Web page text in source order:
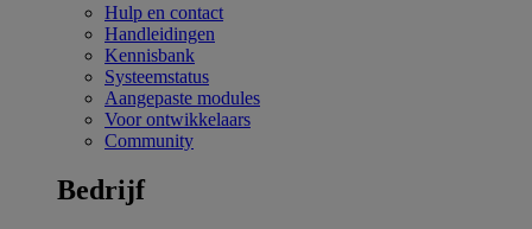
Hulp en contact
Handleidingen
Kennisbank
Systeemstatus
Aangepaste modules
Voor ontwikkelaars
Community
Bedrijf